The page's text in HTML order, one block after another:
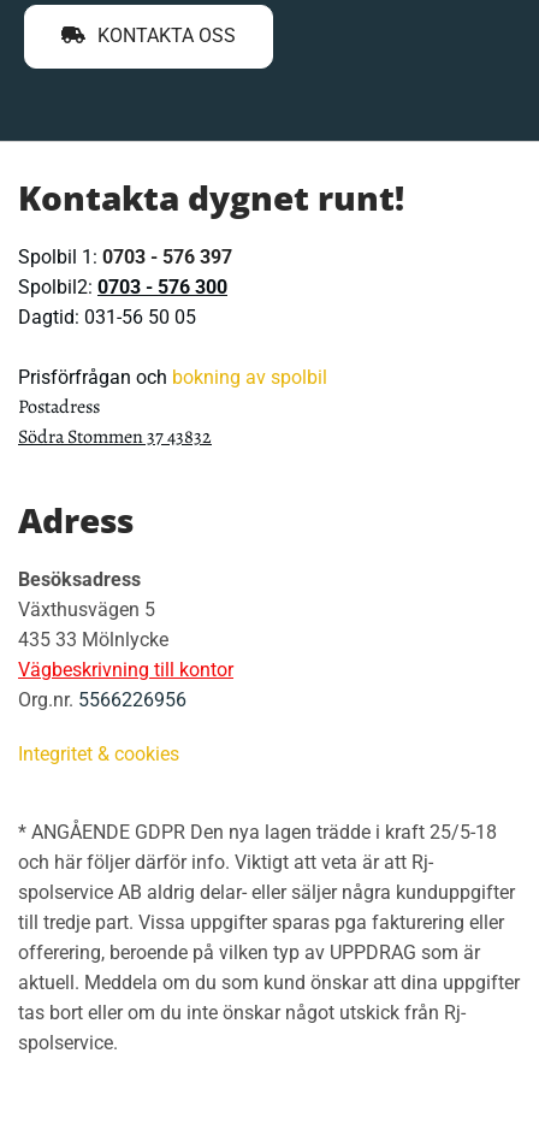
KONTAKTA OSS
Kontakta dygnet runt!
Spolbil 1: 0703 - 576 397
Spolbil2: 0703 - 576 300
Dagtid: 031-56 50 05
Prisförfrågan och bokning av spolbil
Postadress
Södra Stommen 37 43832
Adress
Besöksadress
Växthusvägen 5
435 33 Mölnlycke
Vägbeskrivning till kontor
Org.nr. 5566226956
Integritet & cookies
* ANGÅENDE GDPR Den nya lagen trädde i kraft 25/5-18
och här följer därför info. Viktigt att veta är att Rj-
spolservice AB aldrig delar- eller säljer några kunduppgifter
till tredje part. Vissa uppgifter sparas pga fakturering eller
offerering, beroende på vilken typ av UPPDRAG som är
aktuell. Meddela om du som kund önskar att dina uppgifter
tas bort eller om du inte önskar något utskick från Rj-
spolservice.